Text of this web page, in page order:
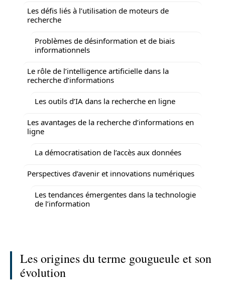
Les défis liés à l’utilisation de moteurs de
recherche
Problèmes de désinformation et de biais
informationnels
Le rôle de l’intelligence artificielle dans la
recherche d’informations
Les outils d’IA dans la recherche en ligne
Les avantages de la recherche d’informations en
ligne
La démocratisation de l’accès aux données
Perspectives d’avenir et innovations numériques
Les tendances émergentes dans la technologie
de l’information
Les origines du terme gougueule et son
évolution